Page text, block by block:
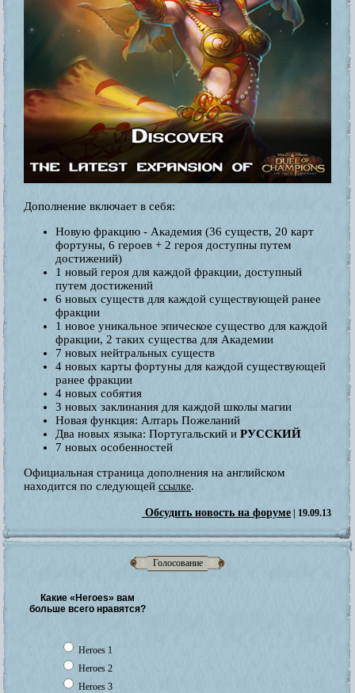
Голосование
Какие «Heroes» вам
больше всего нравятся?
Heroes 1
Heroes 2
Heroes 3
Дополнение включает в себя:
Новую фракцию - Академия (36 существ, 20 карт
фортуны, 6 героев + 2 героя доступны путем
достижений)
1 новый героя для каждой фракции, доступный
путем достижений
6 новых существ для каждой существующей ранее
фракции
1 новое уникальное эпическое существо для каждой
фракции, 2 таких существа для Академии
7 новых нейтральных существ
4 новых карты фортуны для каждой существующей
ранее фракции
4 новых собятия
3 новых заклинания для каждой школы магии
Новая функция: Алтарь Пожеланий
Два новых языка: Португальский и РУССКИЙ
7 новых особенностей
Официальная страница дополнения на английском
находится по следующей ссылке.
Обсудить новость на форуме | 19.09.13